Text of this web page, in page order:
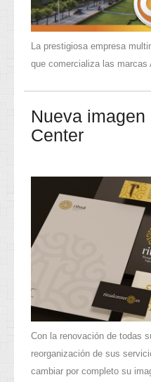
La prestigiosa empresa
que comercializa las marcas
Nueva
Center
Con la renovación de todas
reorganización de sus
cambiar por completo su